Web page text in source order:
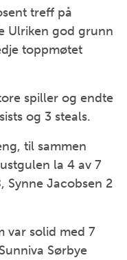
treff på
Ulriken god grunn
toppmøtet
spiller og endte
og 3 steals.
til sammen
la 4 av 7
Synne Jacobsen 2
var solid med 7
Sørbye